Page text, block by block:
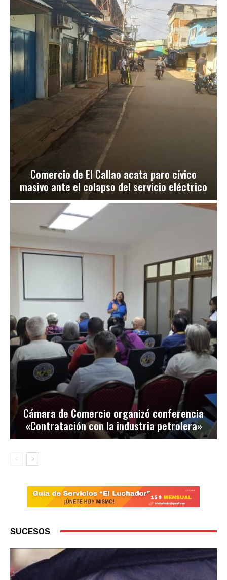
Comercio de El Callao acata paro cívico
masivo ante el colapso del servicio eléctrico
Cámara de Comercio organizó conferencia
«Contratación con la industria petrolera»
SUCESOS